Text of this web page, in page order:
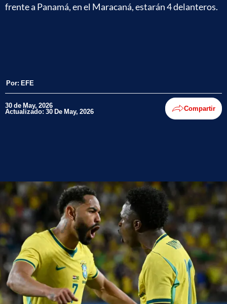
frente a Panamá, en el Maracaná, estarán 4 delanteros.
Por: EFE
30 de May, 2026
Actualizado: 30 De May, 2026 Compartir